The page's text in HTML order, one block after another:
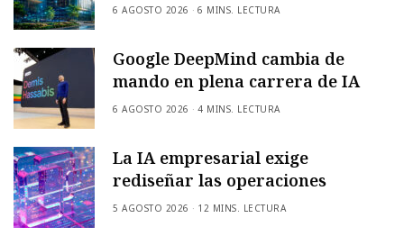
6 AGOSTO 2026 6 MINS. LECTURA
Google DeepMind cambia de
mando en plena carrera de IA
6 AGOSTO 2026 4 MINS. LECTURA
La IA empresarial exige
rediseñar las operaciones
5 AGOSTO 2026 12 MINS. LECTURA